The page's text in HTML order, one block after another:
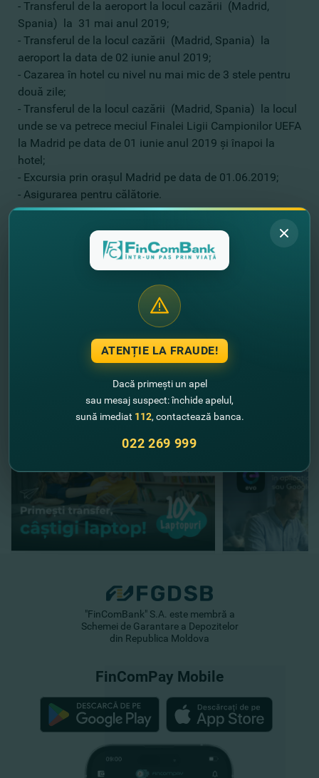
- Transferul de la aeroport la locul cazării (Madrid,
Spania) la 31 mai anul 2019;
- Transferul de la locul cazării (Madrid, Spania) la
aeroport la data de 02 iunie anul 2019;
- Cazarea în hotel cu nivel nu mai mic de 3 stele pentru
două zile;
- Transferul de la locul cazării (Madrid, Spania) la locul
unde se va petrece meciul Finalei Ligii Campionilor UEFA
la Madrid pe data de 01 iunie anul 2019 şi înapoi la
hotel;
- Excursia prin oraşul Madrid pe data de 01.06.2019;
- Asigurarea pentru călătorie.
oficial al promoţiei.
Încă nu ai un card Mastercard de la FinComBank?
solicita cardul online!
Alte noutăţi
"FinComBank" S.A. este membră a
Schemei de Garantare a Depozitelor
din Republica Moldova
FinComPay Mobile
ATENȚIE LA FRAUDE!
Dacă primești un apel
sau mesaj suspect: închide apelul,
sună imediat 112, contactează banca.
022 269 999